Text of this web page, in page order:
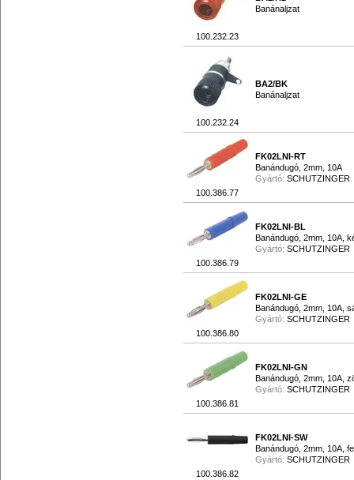
100.232.23
Banánaljzat
100.232.24
BA2/BK
Banánaljzat
100.386.77
FK02LNI-RT
Banándugó, 2mm, 10A
Gyártó: SCHUTZINGER
100.386.79
FK02LNI-BL
Banándugó, 2mm, 10A,
Gyártó: SCHUTZINGER
100.386.80
FK02LNI-GE
Banándugó, 2mm, 10A,
Gyártó: SCHUTZINGER
100.386.81
FK02LNI-GN
Banándugó, 2mm, 10A,
Gyártó: SCHUTZINGER
100.386.82
FK02LNI-SW
Banándugó, 2mm, 10A,
Gyártó: SCHUTZINGER